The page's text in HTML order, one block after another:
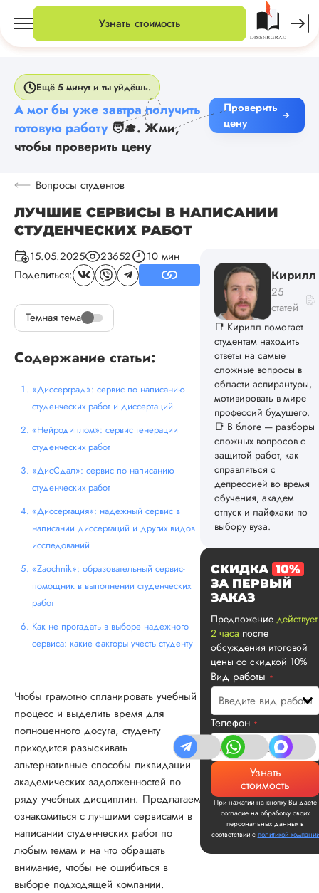
Узнать стоимость
Ещё 5 минут и ты уйдёшь.
А мог бы уже завтра получить
готовую работу🧑‍🎓. Жми,
чтобы проверить цену
Проверить
цену
Вопросы студентов
ЛУЧШИЕ СЕРВИСЫ В НАПИСАНИИ
СТУДЕНЧЕСКИХ РАБОТ
15.05.2025 23652
10 мин
Поделиться:
Темная тема
Содержание статьи:
«Диссерград»: сервис по написанию
студенческих работ и диссертаций
«Нейродиплом»: сервис генерации
студенческих работ
«ДисСдал»: сервис по написанию
студенческих работ
«Диссертация»: надежный сервис в
написании диссертаций и других видов
исследований
«Zaochnik»: образовательный сервис-
помощник в выполнении студенческих
работ
Как не прогадать в выборе надежного
сервиса: какие факторы учесть студенту
Чтобы грамотно спланировать учебный
процесс и выделить время для
полноценного досуга, студенту
приходится разыскивать
альтернативные способы ликвидации
академических задолженностей по
ряду учебных дисциплин. Предлагаем
ознакомиться с лучшими сервисами в
написании студенческих работ по
любым темам и на что обращать
внимание, чтобы не ошибиться в
выборе подходящей компании.
Кирилл
25
статей
📑 Кирилл помогает
студентам находить
ответы на самые
сложные вопросы в
области аспирантуры,
мотивировать в мире
профессий будущего.
📑 В блоге — разборы
сложных вопросов с
защитой работ, как
справляться с
депрессией во время
обучения, академ
отпуск и лайфхаки по
выбору вуза.
СКИДКА 10%
ЗА ПЕРВЫЙ
ЗАКАЗ
Предложение действует
2 часа после
обсуждения итоговой
цены со скидкой 10%
Вид работы *
Телефон *
Узнать
стоимость
При нажатии на кнопку Вы даете
согласие на обработку своих
персональных данных в
соответствии с политикой компании